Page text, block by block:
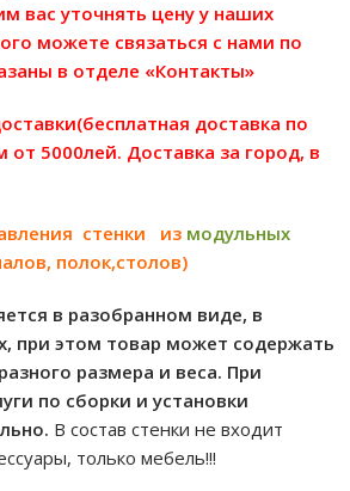
вас уточнять цену у наших
можете связаться с нами по
в отделе «Контакты»
доставка по
5000лей. Доставка за город, в
стенки из модульных
полок,столов)
в разобранном виде, в
при этом товар может содержать
размера и веса. При
по сборки и установки
В состав стенки не входит
только мебель!!!